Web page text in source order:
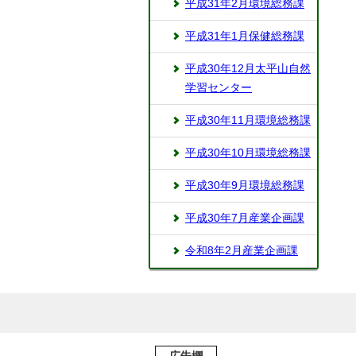
平成31年2月環境総務課
平成31年1月保健総務課
平成30年12月太平山自然
学習センター
平成30年11月環境総務課
平成30年10月環境総務課
平成30年9月環境総務課
平成30年7月産業企画課
令和8年2月産業企画課